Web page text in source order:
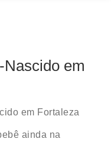
em
em Fortaleza
ainda na